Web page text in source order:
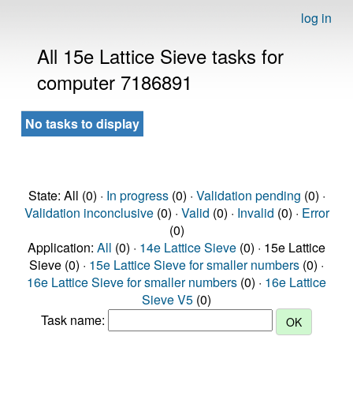
log in
All 15e Lattice Sieve tasks for
computer 7186891
No tasks to display
State: All (0) · In progress(0) · Validation pending (0) ·
Validation inconclusive(0) · Valid (0) · Invalid (0) · Error
(0)
Application: All (0) · 14e Lattice Sieve (0) · 15e Lattice
Sieve (0) · 15e Lattice Sieve for smaller numbers (0) ·
16e Lattice Sieve for smaller numbers (0) · 16e Lattice
Sieve V5 (0)
Task name: